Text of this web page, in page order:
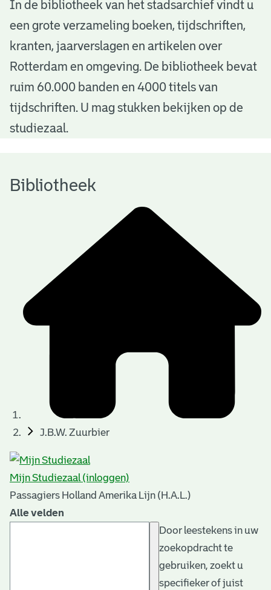
B
b
o
h
In de bibliotheek van het stadsarchief vindt u
een grote verzameling boeken, tijdschriften,
kranten, jaarverslagen en artikelen over
Rotterdam en omgeving. De bibliotheek bevat
ruim 60.000 banden en 4000 titels van
tijdschriften. U mag stukken bekijken op de
studiezaal.
Bibliotheek
J.B.W. Zuurbier
Mijn Studiezaal (inloggen)
Passagiers Holland Amerika Lijn (H.A.L.)
Alle velden
Door leestekens in uw
zoekopdracht te
gebruiken, zoekt u
specifieker of juist